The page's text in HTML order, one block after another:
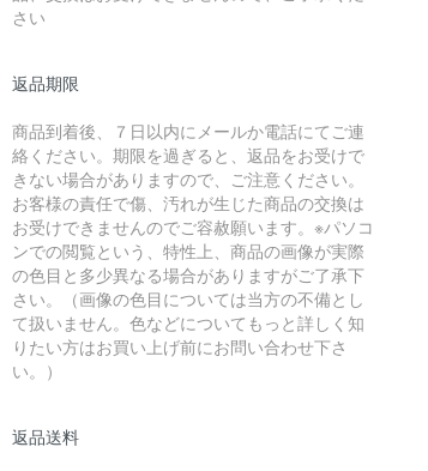
さい
返品期限
商品到着後、７日以内にメールか電話にてご連
絡ください。期限を過ぎると、返品をお受けで
きない場合がありますので、ご注意ください。
お客様の責任で傷、汚れが生じた商品の交換は
お受けできませんのでご容赦願います。※パソコ
ンでの閲覧という、特性上、商品の画像が実際
の色目と多少異なる場合がありますがご了承下
さい。（画像の色目については当方の不備とし
て扱いません。色などについてもっと詳しく知
りたい方はお買い上げ前にお問い合わせ下さ
い。）
返品送料